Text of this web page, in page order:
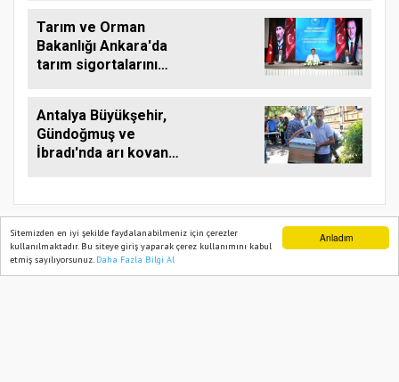
Anladım
Sitemizden en iyi şekilde faydalanabilmeniz için çerezler
kullanılmaktadır. Bu siteye giriş yaparak çerez kullanımını kabul
etmiş sayılıyorsunuz. Daha Fazla Bilgi Al
Tarım ve Orman
Bakanlığı Ankara'da
tarım sigortalarını
Antalya Büyükşehir,
Gündoğmuş ve
İbradı'nda arı kovanı
TARIM PUSULASI
Ana Sayfa Web TV